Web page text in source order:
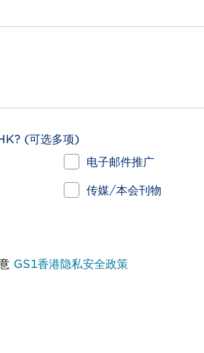
(可选多项)
电子邮件推广
传媒/本会刊物
GS1香港隐私安全政策